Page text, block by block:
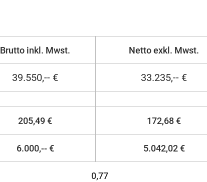
Brutto inkl. Mwst. Netto exkl. Mwst.
39.550,-- € 33.235,-- €
205,49 € 172,68 €
6.000,-- € 5.042,02 €
0,77